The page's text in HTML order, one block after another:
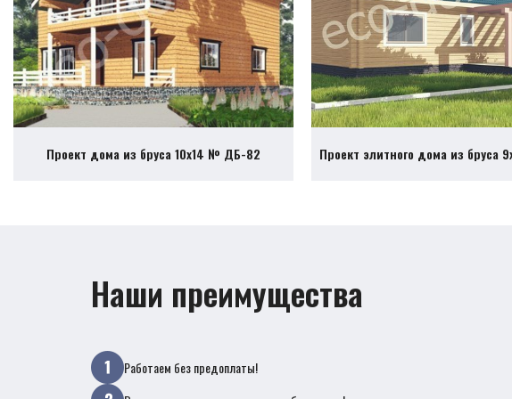
Проект дома из бруса 10х14 № ДБ-82 Проект элитного дома из бруса
Наши преимущества
Работаем без предоплаты!